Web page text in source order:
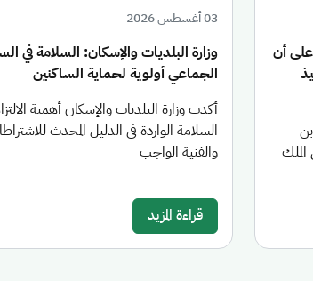
على أن
03 أغسطس 2026
وزارة البلديات والإسكان: السلامة في
الجماعي أولوية لحماية الساكنين
أكدت وزارة البلديات والإسكان أهمية
السلامة الواردة في الدليل المحدث
والفنية الواجب
قراءة المزيد